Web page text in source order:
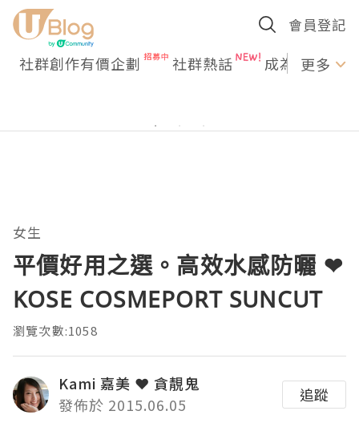
會員登記
社群創作有價企劃 社群熱話 成為U更多
女生
平價好用之選。高效水感防曬 ❤
KOSE COSMEPORT SUNCUT
瀏覽次數:1058
Kami 嘉美 ❤ 貪靚鬼
發佈於 2015.06.05
追蹤